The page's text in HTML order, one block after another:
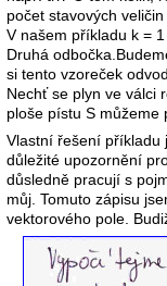
počet stavových
V našem příkladu k =
Druhá
si tento vzoreček
Nechť se plyn ve válci
ploše pístu S můžeme
Vlastní řešení příkladu
důležité upozornění
důsledně pracují s
můj. Tomuto zápisu
vektorového pole.